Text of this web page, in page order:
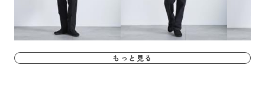
もっと見る